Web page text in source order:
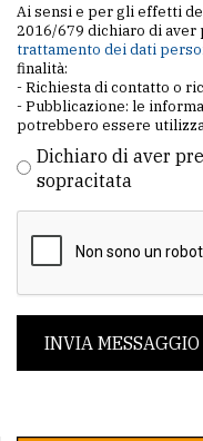
Ai sensi e per gli effetti
2016/679 dichiaro di aver
trattamento dei dati
finalità:
- Richiesta di contatto o
- Pubblicazione: le
potrebbero essere
Dichiaro di aver
sopracitata
INVIA MESSAGGIO